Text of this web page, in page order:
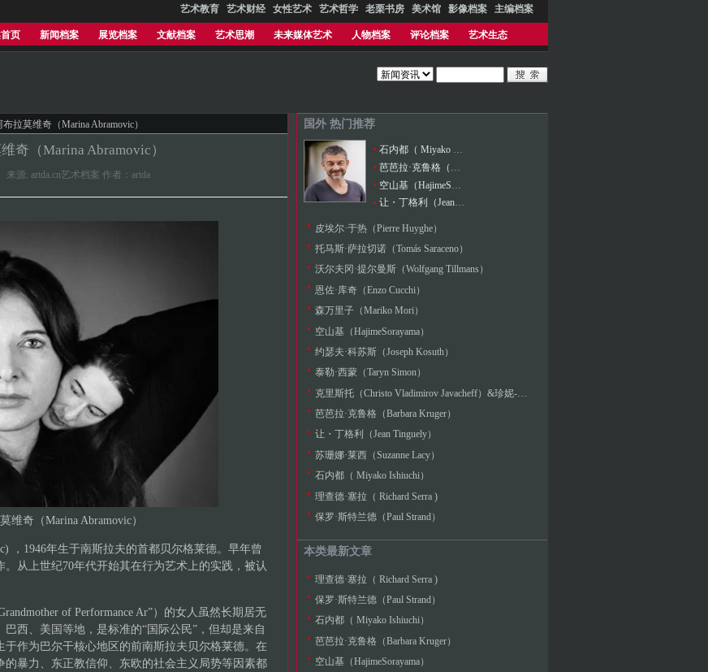
艺术教育 艺术财经 女性艺术 艺术哲学 老栗书房 美术馆 影像档案 主编档案
页 新闻档案 展览档案 文献档案 艺术思潮 未来媒体艺术 人物档案 评论档案 艺术生态
拉莫维奇（Marina Abramovic）
奇（Marina Abramovic）
来源: artda.cn艺术档案 作者：artda
维奇（Marina Abramovic）
，1946年生于南斯拉夫的首都贝尔格莱德。早年曾
从上世纪70年代开始其在行为艺术上的实践，被认
of Performance Ar”）的女人虽然长期居无
西、美国等地，是标准的“国际公民”，但却是来自
作为巴尔干核心地区的前南斯拉夫贝尔格莱德。在
暴力、东正教信仰、东欧的社会主义局势等因素都
国外 热门推荐
石内都（ Miyako Ishiuchi）
让・丁格利（Jean Tinguely）
皮埃尔·于热（Pierre Huyghe）
托马斯·萨拉切诺（Tomás Saraceno）
沃尔夫冈·提尔曼斯（Wolfgang Tillmans）
恩佐·库奇（Enzo Cucchi）
森万里子（Mariko Mori）
空山基（HajimeSorayama）
约瑟夫·科苏斯（Joseph Kosuth）
泰勒·西蒙（Taryn Simon）
克里斯托（Christo Vladimirov Javacheff）&珍妮-克劳德（Jeanne-Claude Denat de Guillebon）
芭芭拉·克鲁格（Barbara Kruger）
让・丁格利（Jean Tinguely）
苏珊娜·莱西（Suzanne Lacy）
石内都（ Miyako Ishiuchi）
理查德·塞拉（ Richard Serra )
保罗·斯特兰德（Paul Strand）
本类最新文章
理查德·塞拉（ Richard Serra )
保罗·斯特兰德（Paul Strand）
石内都（ Miyako Ishiuchi）
芭芭拉·克鲁格（Barbara Kruger）
空山基（HajimeSorayama）